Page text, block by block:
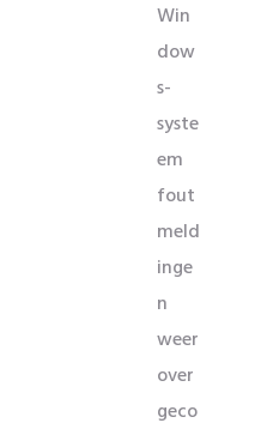
Win
dow
s-
syste
em
fout
meld
inge
n
weer
over
geco